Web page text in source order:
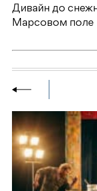
Дивайн до
Марсовом поле